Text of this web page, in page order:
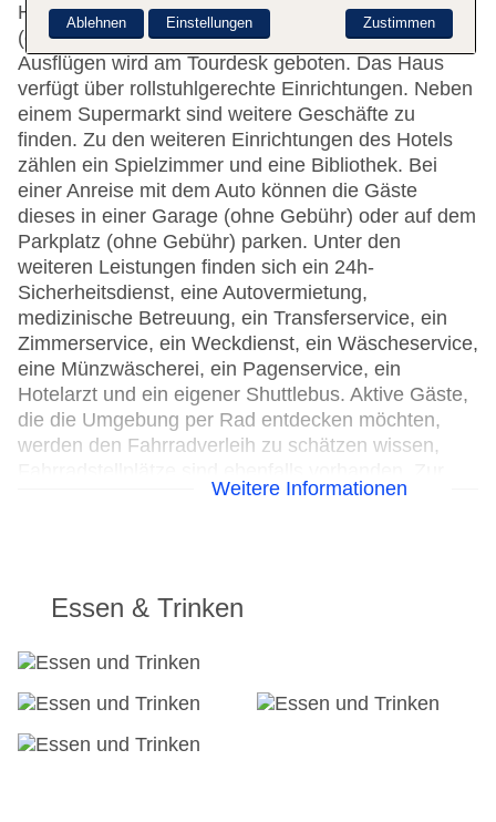
Hotels. In der Unterbringung ist WLAN vorhanden
(ohne Gebühr). Hilfestellung bei der Buchung von
Ausflügen wird am Tourdesk geboten. Das Haus
verfügt über rollstuhlgerechte Einrichtungen. Neben
einem Supermarkt sind weitere Geschäfte zu
finden. Zu den weiteren Einrichtungen des Hotels
zählen ein Spielzimmer und eine Bibliothek. Bei
einer Anreise mit dem Auto können die Gäste
dieses in einer Garage (ohne Gebühr) oder auf dem
Parkplatz (ohne Gebühr) parken. Unter den
weiteren Leistungen finden sich ein 24h-
Sicherheitsdienst, eine Autovermietung,
medizinische Betreuung, ein Transferservice, ein
Zimmerservice, ein Weckdienst, ein Wäscheservice,
eine Münzwäscherei, ein Pagenservice, ein
Hotelarzt und ein eigener Shuttlebus. Aktive Gäste,
die die Umgebung per Rad entdecken möchten,
werden den Fahrradverleih zu schätzen wissen,
Unterstützung bei Geschäftstätigkeiten ist ein
Parkplatz: ohne Gebühr
Check-in von: 15:00:00
Konferenzraum
Garage: ohne Gebühr
Hoteleröffnung: 1997
Weitere Informationen
Essen & Trinken
Zustimmen
Ablehnen Einstellungen